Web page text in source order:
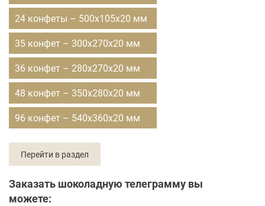
24 конфеты – 500x105x20 мм
35 конфет – 300x270x20 мм
36 конфет – 280x270x20 мм
48 конфет – 350x280x20 мм
96 конфет – 540x360x20 мм
Перейти в раздел
Заказать шоколадную телеграмму вы
можете: